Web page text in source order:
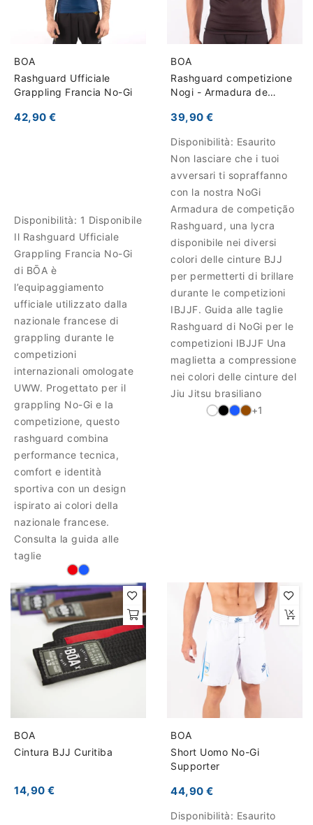
BOA
Rashguard Ufficiale
Grappling Francia No-Gi
42,90 €
Disponibilità: 1 Disponibile
Il Rashguard Ufficiale
Grappling Francia No-Gi
di BŌA è
l’equipaggiamento
ufficiale utilizzato dalla
nazionale francese di
grappling durante le
competizioni
internazionali omologate
UWW. Progettato per il
grappling No-Gi e la
competizione, questo
rashguard combina
performance tecnica,
comfort e identità
sportiva con un design
ispirato ai colori della
nazionale francese.
Consulta la guida alle
taglie
BOA
Rashguard competizione
Nogi - Armadura de
39,90 €
Disponibilità: Esaurito
Non lasciare che i tuoi
avversari ti sopraffanno
con la nostra NoGi
Armadura de competição
Rashguard, una lycra
disponibile nei diversi
colori delle cinture BJJ
per permetterti di brillare
durante le competizioni
IBJJF. Guida alle taglie
Rashguard di NoGi per le
competizioni IBJJF Una
maglietta a compressione
nei colori delle cinture del
Jiu Jitsu brasiliano
+1
BOA
Cintura BJJ Curitiba
14,90 €
BOA
Short Uomo No-Gi
Supporter
44,90 €
Disponibilità: Esaurito